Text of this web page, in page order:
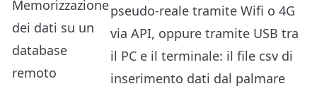
pseudo-reale tramite Wifi o 4G
via API, oppure tramite USB tra
il PC e il terminale: il file csv di
inserimento dati dal palmare